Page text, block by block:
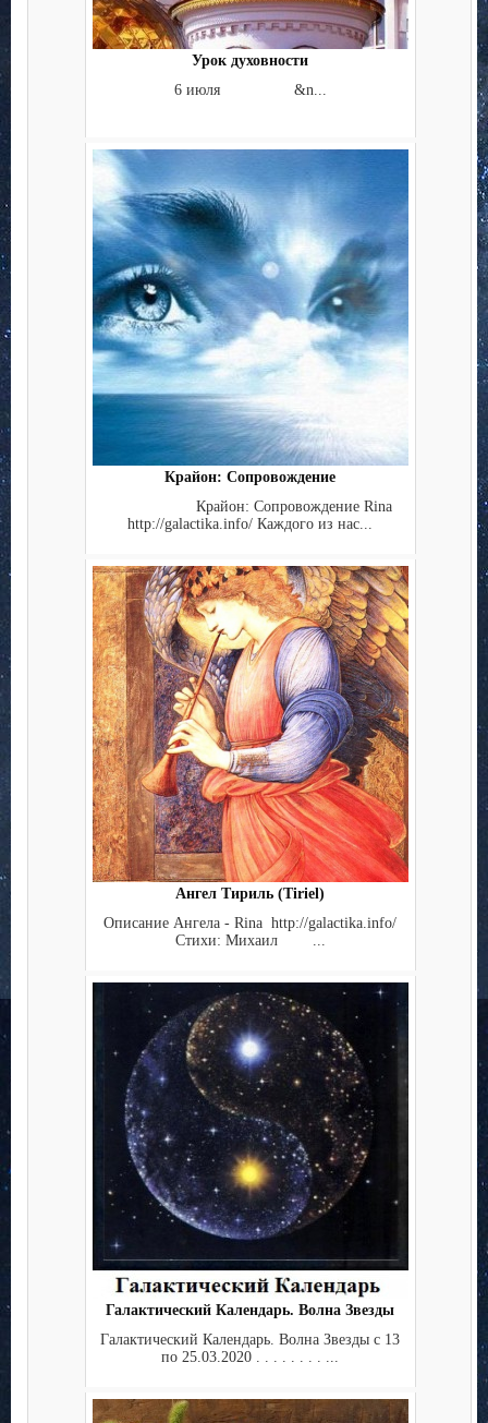
Урок духовности
6 июля &n...
Крайон: Сопровождение
Крайон: Сопровождение Rina
http://galactika.info/ Каждого из нас...
Ангел Тириль (Tiriel)
Описание Ангела - Rina http://galactika.info/
Стихи: Михаил ...
Галактический Календарь. Волна Звезды
Галактический Календарь. Волна Звезды с 13
по 25.03.2020 . . . . . . . . ...